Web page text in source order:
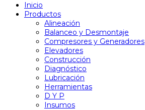
Inicio
Productos
Alineación
Balanceo y Desmontaje
Compresores y Generadores
Elevadores
Construcción
Diagnóstico
Lubricación
Herramientas
D Y P
Insumos